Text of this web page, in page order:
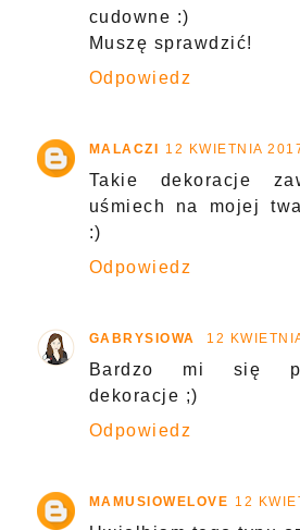
cudowne :)
Muszę sprawdzić!
Odpowiedz
MALACZI 12 KWIETNIA
Takie dekoracje
uśmiech na mojej
:)
Odpowiedz
GABRYSIOWA 12
Bardzo mi się
dekoracje ;)
Odpowiedz
MAMUSIOWELOVE 12